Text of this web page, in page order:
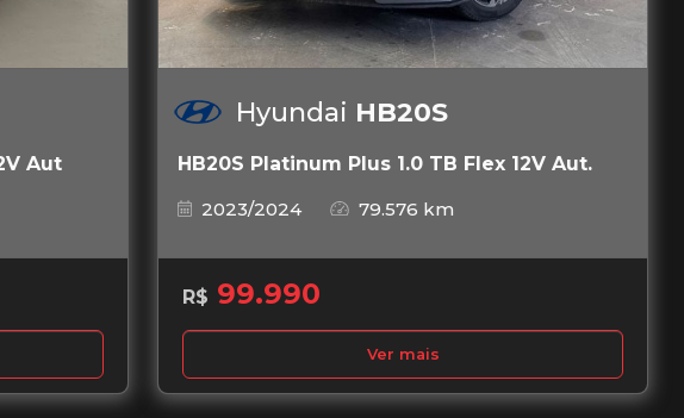
Aut
Hyundai HB20S
HB20S Platinum Plus 1.0 TB Flex 12V Aut.
2023/2024
79.576 km
R$ 99.990
Ver mais